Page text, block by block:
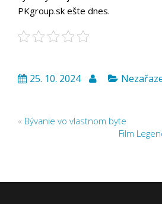
PKgroup.sk ešte dnes.
25. 10. 2024
« Bývanie vo vlastnom byte
Film